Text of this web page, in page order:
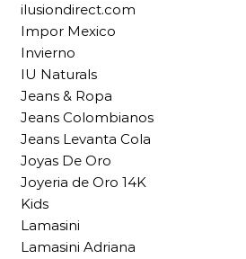
ilusiondirect.com
Impor Mexico
Invierno
IU Naturals
Jeans & Ropa
Jeans Colombianos
Jeans Levanta Cola
Joyas De Oro
Joyeria de Oro 14K
Kids
Lamasini
Lamasini Adriana